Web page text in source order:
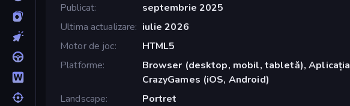
Publicat
septembrie 2025
Ultima actualizare
iulie 2026
Motor de joc
HTML5
Platforme
Browser (desktop, mobil, tabletă), Aplicația
CrazyGames (iOS, Android)
Landscape
Portret